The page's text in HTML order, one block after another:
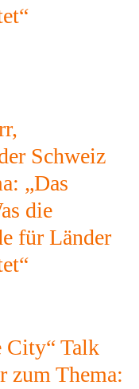
Schweiz
„Das
die
für Länder
City“ Talk
zum Thema: